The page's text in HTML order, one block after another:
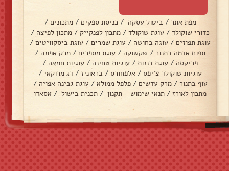
מפת אתר / ביטול עסקה / כניסת ספקים / מתכונים /
כדורי שוקולד / עוגת שוקולד / מתכון לפנקייק / מתכון לפיצה /
עוגת תפוזים / עוגה בחושה / עוגת שמרים / עוגת ביסקוויטים /
תפוח אדמה בתנור / שקשוקה / עוגת מספרים / מרק אפונה /
פריקסה / עוגת בננות / עוגיות טחינה / עוגיות חמאה /
עוגיות שוקולד צ׳יפס / אלפחורס / בראוניז / דג מרוקאי /
עוף בתנור / מרק עדשים / פלפל ממולא / עוגת גבינה אפויה /
מתכון לאורז / תנאי שימוש - תקנון / תכנית בישול / אסאדו